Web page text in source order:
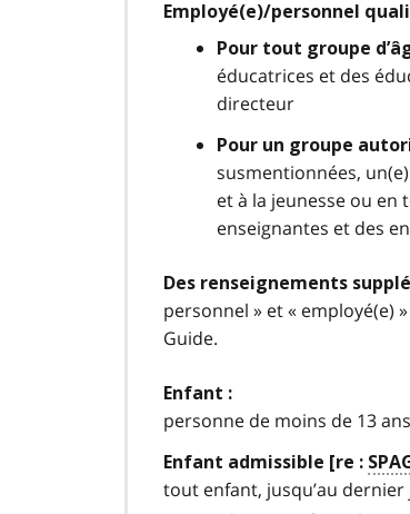
Employé(e)/personnel
Pour tout groupe
éducatrices et des
directeur
Pour un groupe
susmentionnées,
et à la jeunesse ou en
enseignantes et des
Des renseignements
personnel » et « employé(e)
Guide.
Enfant :
personne de moins de 13
Enfant admissible [re :
tout enfant, jusqu’au